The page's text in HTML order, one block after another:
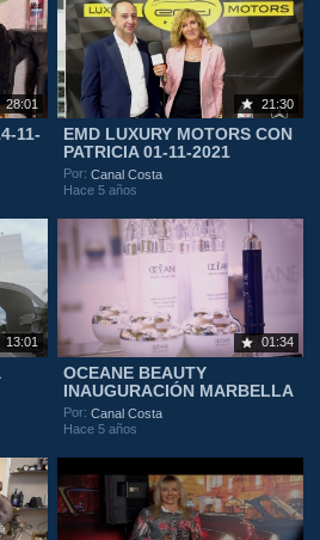
28:01
11-
21:30
EMD LUXURY MOTORS CON
PATRICIA 01-11-2021
Por:Canal Costa
Hace 5 años
13:01 01:34
OCEANE BEAUTY
INAUGURACIÓN MARBELLA
Por:Canal Costa
Hace 5 años